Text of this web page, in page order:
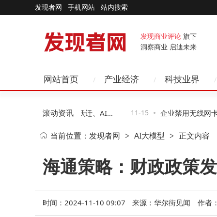
发现者网 手机网站 站内搜索
发现商业评论旗下
洞察商业 启迪未来
网站首页 产业经济 科技业界
滚动资讯
技新图景：智能硬件跃迁、AI赋 11-15 企业禁用无线网卡
二种助企业高效管
当前位置： 发现者网 > AI大模型 > 正文内容
海通策略：财政政策
时间：2024-11-10 09:07 来源：华尔街见闻 作者